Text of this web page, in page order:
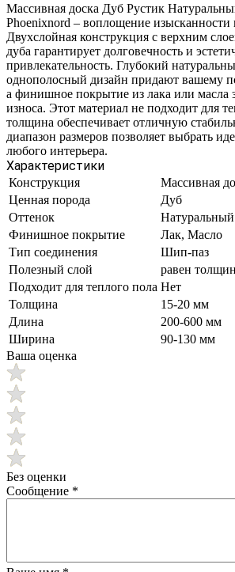
Массивная доска Дуб Рустик
Phoenixnord – воплощение изысканности
Двухслойная конструкция с верхним
дуба гарантирует долговечность и
привлекательность. Глубокий
однополосный дизайн придают вашему
а финишное покрытие из лака или масла
износа. Этот материал не подходит для
толщина обеспечивает отличную
диапазон размеров позволяет выбрать
любого интерьера.
Характеристики
Конструкция
Массивная
Ценная порода
Дуб
Оттенок
Натуральный
Финишное покрытие
Лак, Масло
Тип соединения
Шип-паз
Полезный слой
равен
Подходит для теплого пола Нет
Толщина
15-20 мм
Длина
200-600 мм
Ширина
90-130 мм
Ваша оценка
Без оценки
Сообщение *